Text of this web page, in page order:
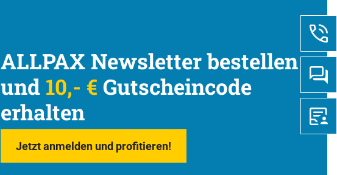
ALLPAX Newsletter bestellen
und 10,- € Gutscheincode
erhalten
Jetzt anmelden und profitieren!